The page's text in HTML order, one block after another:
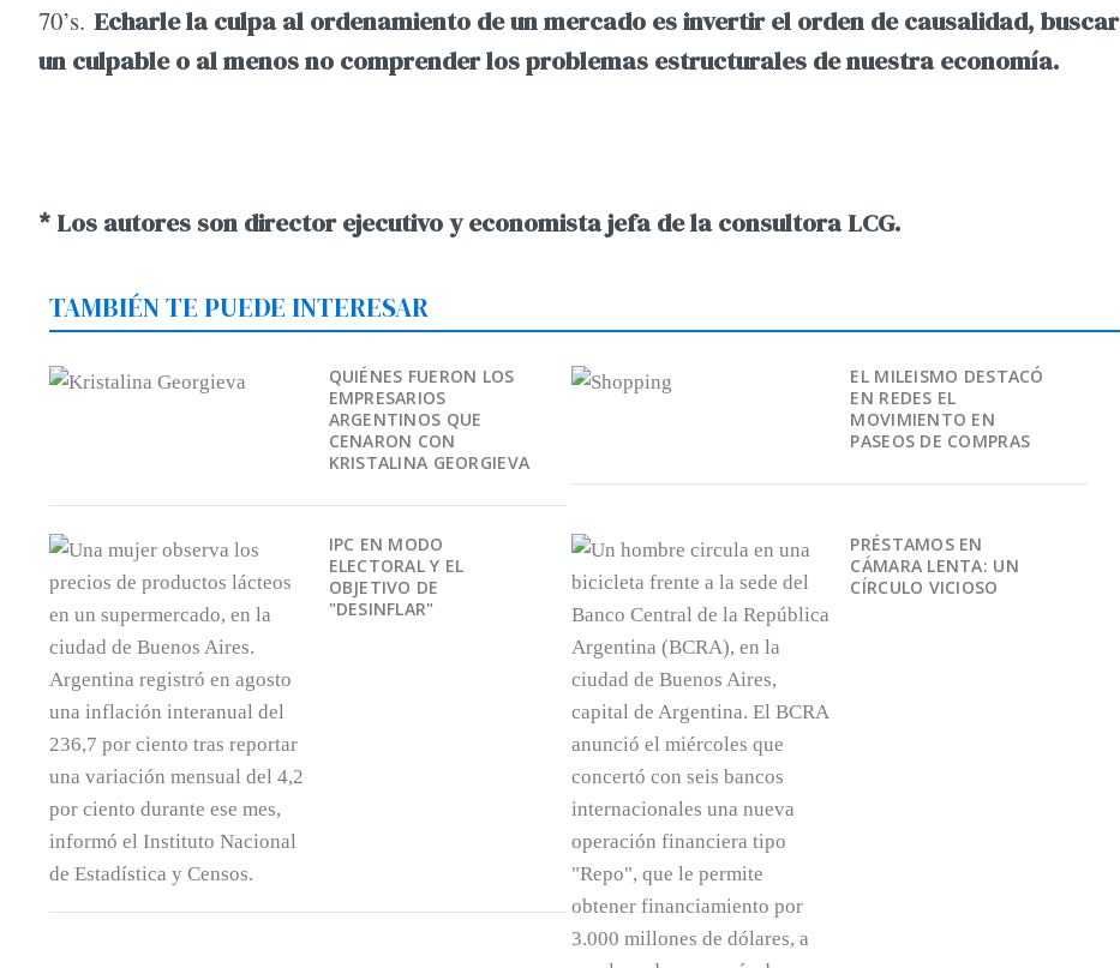
70’s. Echarle la culpa al ordenamiento de un mercado es invertir el orden de causalidad, buscar
un culpable o al menos no comprender los problemas estructurales de nuestra economía.
* Los autores son director ejecutivo y economista jefa de la consultora LCG.
TAMBIÉN TE PUEDE INTERESAR
QUIÉNES FUERON LOS
EMPRESARIOS
ARGENTINOS QUE
CENARON CON
KRISTALINA GEORGIEVA
EL MILEISMO DESTACÓ
EN REDES EL
MOVIMIENTO EN
PASEOS DE COMPRAS
IPC EN MODO
ELECTORAL Y EL
OBJETIVO DE
"DESINFLAR"
PRÉSTAMOS EN
CÁMARA LENTA: UN
CÍRCULO VICIOSO